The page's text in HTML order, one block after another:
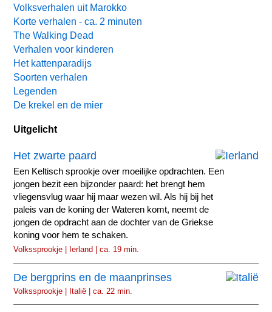
Volksverhalen uit Marokko
Korte verhalen - ca. 2 minuten
The Walking Dead
Verhalen voor kinderen
Het kattenparadijs
Soorten verhalen
Legenden
De krekel en de mier
Uitgelicht
Het zwarte paard
Een Keltisch sprookje over moeilijke opdrachten. Een
jongen bezit een bijzonder paard: het brengt hem
vliegensvlug waar hij maar wezen wil. Als hij bij het
paleis van de koning der Wateren komt, neemt de
jongen de opdracht aan de dochter van de Griekse
koning voor hem te schaken.
Volkssprookje | Ierland | ca. 19 min.
De bergprins en de maanprinses
Volkssprookje | Italië | ca. 22 min.